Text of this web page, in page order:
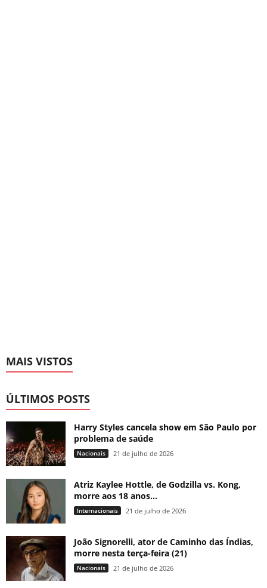
MAIS VISTOS
ÚLTIMOS POSTS
Harry Styles cancela show em São Paulo por
problema de saúde
Nacionais 21 de julho de 2026
Atriz Kaylee Hottle, de Godzilla vs. Kong,
morre aos 18 anos...
Internacionais 21 de julho de 2026
João Signorelli, ator de Caminho das Índias,
morre nesta terça-feira (21)
Nacionais 21 de julho de 2026